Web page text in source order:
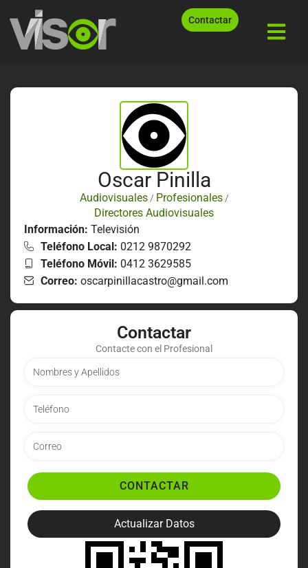
Contactar
Oscar Pinilla
Audiovisuales/ Profesionales/
Directores Audiovisuales
Información: Televisión
Teléfono Local: 0212 9870292
Teléfono Móvil: 0412 3629585
Correo: oscarpinillacastro@gmail.com
Contactar
Contacte con el Profesional
CONTACTAR
Actualizar Datos